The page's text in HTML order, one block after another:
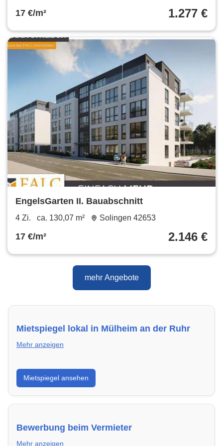
17 €/m² 1.277 €
EngelsGarten II. Bauabschnitt
4 Zi. ca. 130,07 m² Solingen 42653
17 €/m² 2.146 €
mehr Angebote
Mietspiegel lokal in Mülheim an der Ruhr
Mehr anzeigen
Erhalte einen Überblick über die aktuellen Mietpreise
regional in Mülheim an der Ruhr. So weißt du genau,
welche Miete fair ist und wo sich ein Vergleich lohnt.
Mietspiegel ansehen
Bewerbung beim Vermieter
Mehr anzeigen